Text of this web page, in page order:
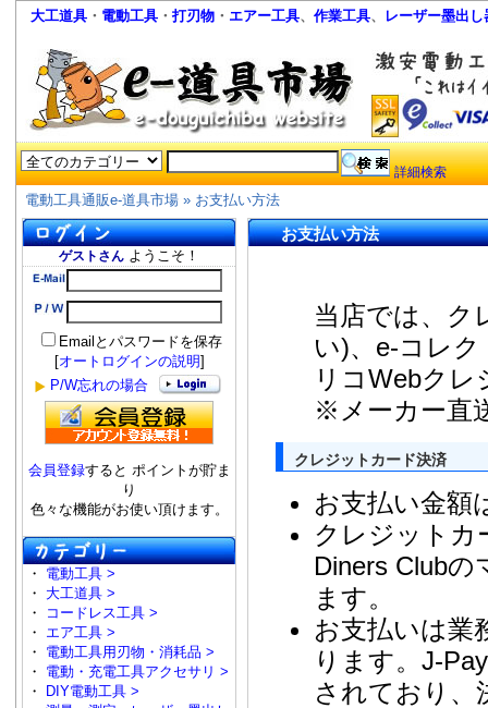
大工道具 ・ 電動工具 ・ 打刃物 ・ エアー工具、 作業工具、 レーザー墨出し
詳細検索
電動工具通販e-道具市場 » お支払い方法
ゲストさん ようこそ！
Emailとパスワードを保存
[オートログインの説明]
P/W忘れの場合
会員登録すると ポイントが貯ま
り
色々な機能がお使い頂けます。
・ 電動工具 >
・ 大工道具 >
・
コードレス工具 >
・ エア工具 >
・ 電動工具用刃物・消耗品 >
・ 電動・充電工具アクセサリ >
・
DIY電動工具 >
お支払い方法
当店では、ク
い)、e-コレ
リコWebク
※メーカー直
クレジットカード決済
お支払い金額
クレジットカ
Diners Club
ます。
お支払いは業
ります。J-
されており、